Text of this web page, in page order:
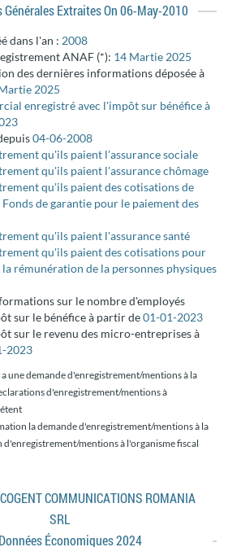
Générales Extraites On 06-May-2010
dans l'an : 2008
ANAF (*): 14 Martie 2025
des dernières informations déposée à
2025
enregistré avec l'impôt sur bénéfice à
04-06-2008
qu'ils paient l'assurance sociale
qu'ils paient l'assurance chômage
qu'ils paient des cotisations de
de garantie pour le paiement des
qu'ils paient l'assurance santé
qu'ils paient des cotisations pour
rémunération de la personnes physiques
sur le nombre d'employés
sur le bénéfice à partir de01-01-2023
sur le revenu des micro-entreprises à
2023
une demande d'enregistrement/mentions à la
d'enregistrement/mentions à
la demande d'enregistrement/mentions à la
d'enregistrement/mentions à l'organisme fiscal
SRL
Économiques 2024